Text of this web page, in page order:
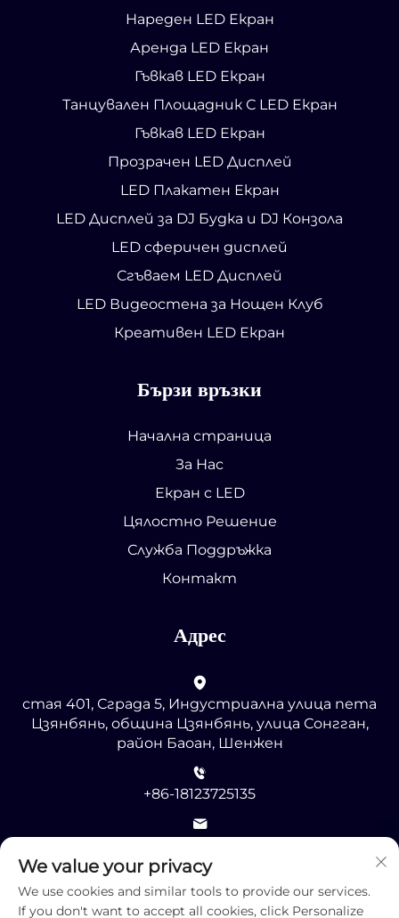
Нареден LED Екран
Аренда LED Екран
Гъвкав LED Екран
Танцувален Площадник С LED Екран
Гъвкав LED Екран
Прозрачен LED Дисплей
LED Плакатен Екран
LED Дисплей за DJ Будка и DJ Конзола
LED сферичен дисплей
Сгъваем LED Дисплей
LED Видеостена за Нощен Клуб
Креативен LED Екран
Бързи връзки
Начална страница
За Нас
Екран с LED
Цялостно Решение
Служба Поддръжка
Контакт
Адрес
стая 401, Сграда 5, Индустриална улица пета
Цзянбянь, община Цзянбянь, улица Сонгган,
район Баоан, Шенжен
+86-18123725135
We value your privacy
We use cookies and similar tools to provide our services.
If you don't want to accept all cookies, click Personalize